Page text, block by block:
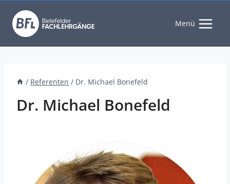
Inhalt
springen
Menü
/ Referenten / Dr. Michael Bonefeld
Dr. Michael Bonefeld